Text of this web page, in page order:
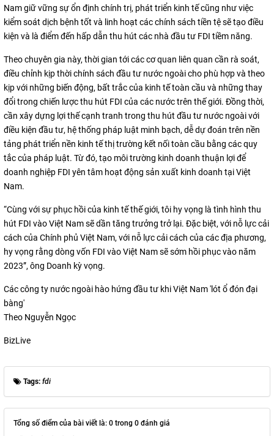
Nam giữ vững sự ổn định chính trị, phát triển kinh tế cũng như việc
kiểm soát dịch bệnh tốt và linh hoạt các chính sách tiền tệ sẽ tạo điều
kiện và là điểm đến hấp dẫn thu hút các nhà đầu tư FDI tiềm năng.
Theo chuyên gia này, thời gian tới các cơ quan liên quan cần rà soát,
điều chỉnh kịp thời chính sách đầu tư nước ngoài cho phù hợp và theo
kịp với những biến động, bất trắc của kinh tế toàn cầu và những thay
đổi trong chiến lược thu hút FDI của các nước trên thế giới. Đồng thời,
cần xây dựng lợi thế cạnh tranh trong thu hút đầu tư nước ngoài với
điều kiện đầu tư, hệ thống pháp luật minh bạch, dễ dự đoán trên nền
tảng phát triển nền kinh tế thị trường kết nối toàn cầu bằng các quy
tắc của pháp luật. Từ đó, tạo môi trường kinh doanh thuận lợi để
doanh nghiệp FDI yên tâm hoạt động sản xuất kinh doanh tại Việt
Nam.
“Cùng với sự phục hồi của kinh tế thế giới, tôi hy vọng là tình hình thu
hút FDI vào Việt Nam sẽ dần tăng trưởng trở lại. Đặc biệt, với nỗ lực cải
cách của Chính phủ Việt Nam, với nỗ lực cải cách của các địa phương,
hy vọng rằng dòng vốn FDI vào Việt Nam sẽ sớm hồi phục vào năm
2023”, ông Doanh kỳ vọng.
Các công ty nước ngoài hào hứng đầu tư khi Việt Nam 'lót ổ đón đại
bàng'
Theo Nguyễn Ngọc
BizLive
Tags: fdi
Tổng số điểm của bài viết là: 0 trong 0 đánh giá